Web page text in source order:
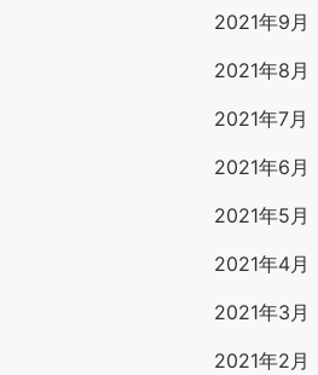
2021年9月
2021年8月
2021年7月
2021年6月
2021年5月
2021年4月
2021年3月
2021年2月